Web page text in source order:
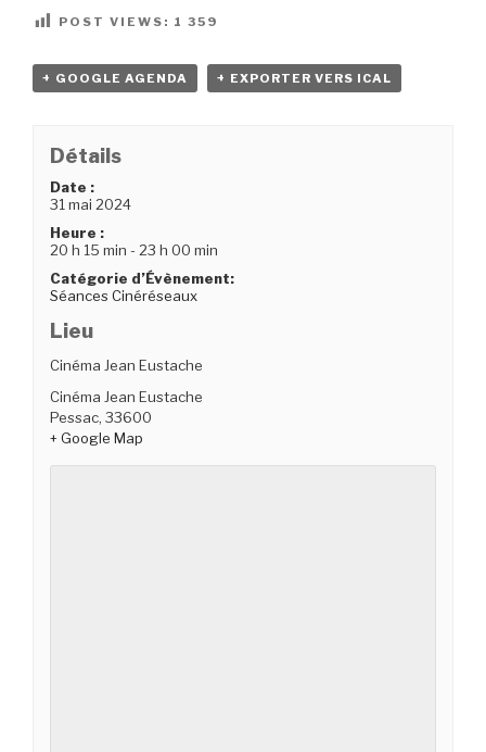
POST VIEWS: 1 359
+ GOOGLE AGENDA + EXPORTER VERS ICAL
Détails
Date :
31 mai 2024
Heure :
20 h 15 min - 23 h 00 min
Catégorie d’Évènement:
Séances Cinéréseaux
Lieu
Cinéma Jean Eustache
Cinéma Jean Eustache
Pessac, 33600
+ Google Map